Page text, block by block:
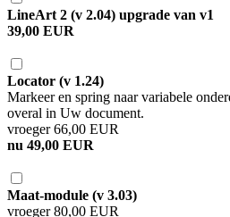
LineArt 2 (v 2.04) upgrade van v1
39,00 EUR
Locator (v 1.24)
Markeer en spring naar variabele
overal in Uw document.
vroeger 66,00 EUR
nu 49,00 EUR
Maat-module (v 3.03)
vroeger 80,00 EUR